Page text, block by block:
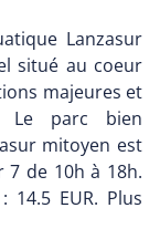
Lanzasur
situé au coeur
majeures et
Le parc bien
mitoyen est
de 10h à 18h.
14.5 EUR. Plus